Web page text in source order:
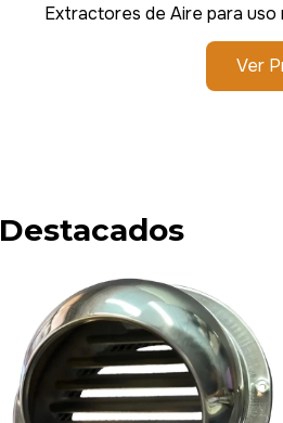
Extractores de Aire para uso
Ver
Destacados